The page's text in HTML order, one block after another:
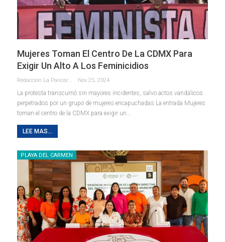
Mujeres Toman El Centro De La CDMX Para
Exigir Un Alto A Los Feminicidios
Redaccion La Pancarta De Quintana Roo Nov 25, 2024
La protesta transcurrió sin mayores incidentes, salvo actos vandálicos
perpetrados por un grupo de mujeres encapuchadas La entrada Mujeres
toman el centro de la CDMX para exigir un…
LEE MAS...
PLAYA DEL CARMEN